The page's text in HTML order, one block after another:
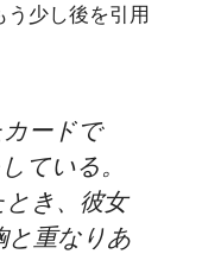
う少し後を引用
ードで
ている。
き、彼女
重なりあ